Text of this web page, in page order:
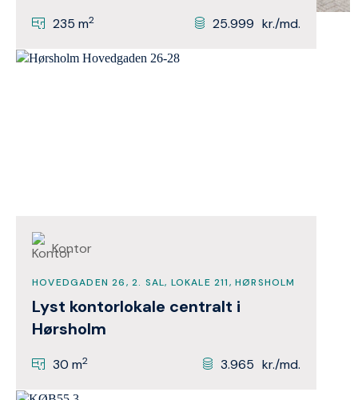
235 m2 25.999 kr./md.
Kontor
HOVEDGADEN 26, 2. SAL, LOKALE 211, HØRSHOLM
Lyst kontorlokale centralt i
Hørsholm
30 m2 3.965 kr./md.